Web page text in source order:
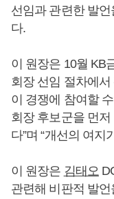
선임과 관련한 발
다.
이 원장은 10월 KB
회장 선임 절차에
이 경쟁에 참여할
회장 후보군을 먼
다”며 “개선의 여지
이 원장은 김태오
관련해 비판적 발